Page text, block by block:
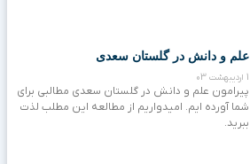
علم و دانش در گلستان سعدی
1 اردیبهشت 03
پیرامون علم و دانش در گلستان سعدی مطالبی برای
شما آورده ایم. امیدواریم از مطالعه این مطلب لذت
ببرید.